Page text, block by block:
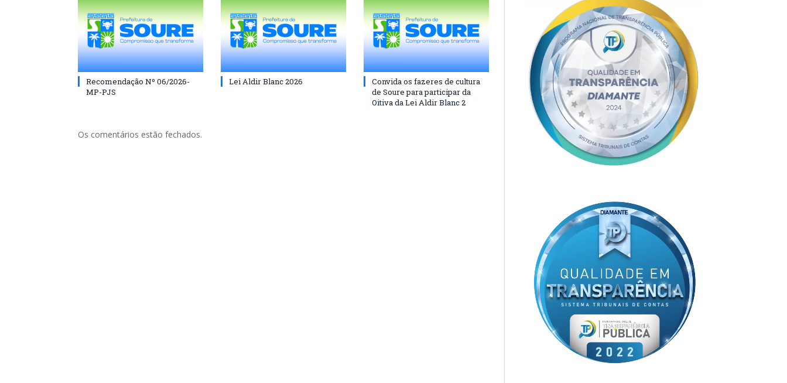
Recomendação Nº 06/2026-
MP-PJS
Lei Aldir Blanc 2026
Convida os fazeres de cultura
de Soure para participar da
Oitiva da Lei Aldir Blanc 2
Os comentários estão fechados.